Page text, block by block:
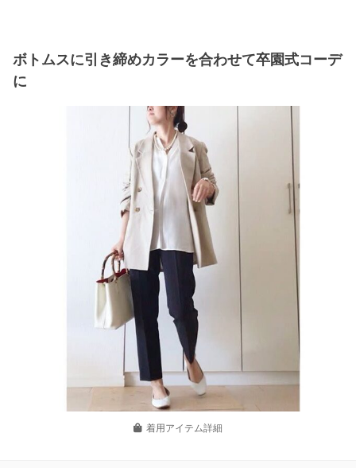
ボトムスに引き締めカラーを合わせて卒園式コーデ
に
着用アイテム詳細